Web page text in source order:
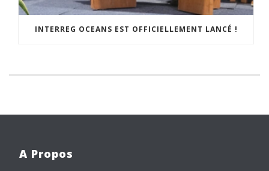
INTERREG OCEANS EST OFFICIELLEMENT LANCÉ !
A Propos